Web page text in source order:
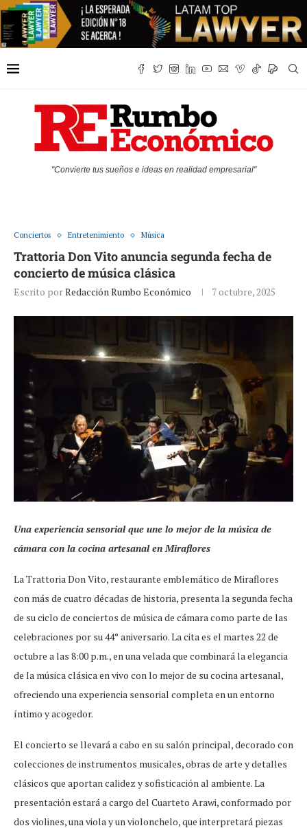
"Convierte tus sueños e ideas en realidad empresarial"
Conciertos Entretenimiento Música
Trattoria Don Vito anuncia segunda fecha de
concierto de música clásica
Escrito porRedacción Rumbo Económico 7 octubre, 2025
Una experiencia sensorial que une lo mejor de la música de
cámara con la cocina artesanal en Miraflores
La Trattoria Don Vito, restaurante emblemático de Miraflores
con más de cuatro décadas de historia, presenta la segunda fecha
de su ciclo de conciertos de música de cámara como parte de las
celebraciones por su 44° aniversario. La cita es el martes 22 de
octubre a las 8:00 p.m., en una velada que combinará la elegancia
de la música clásica en vivo con lo mejor de su cocina artesanal,
ofreciendo una experiencia sensorial completa en un entorno
íntimo y acogedor.
El concierto se llevará a cabo en su salón principal, decorado con
colecciones de instrumentos musicales, obras de arte y detalles
clásicos que aportan calidez y sofisticación al ambiente. La
presentación estará a cargo del Cuarteto Arawi, conformado por
dos violines, una viola y un violonchelo, que interpretará piezas